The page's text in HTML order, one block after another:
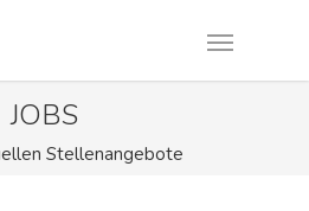
JOBS
Stellenangebote